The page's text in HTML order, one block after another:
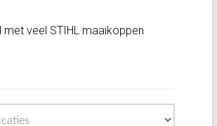
met veel STIHL maaikoppen